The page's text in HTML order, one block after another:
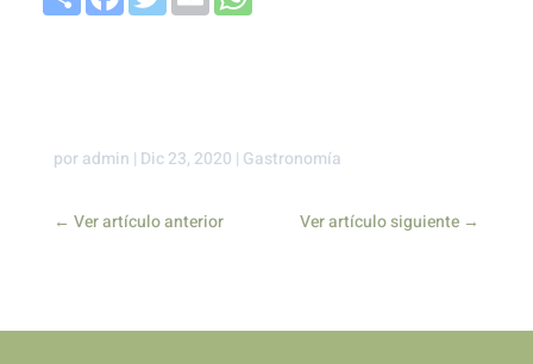
poradmin | Dic 23, 2020 | Gastronomía
← Ver artículo anterior Ver artículo siguiente →